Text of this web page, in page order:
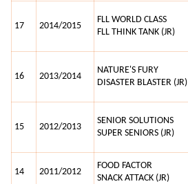
17 2014/2015
FLL WORLD CLASS
FLL THINK TANK (JR)
16 2013/2014
NATURE'S FURY
DISASTER BLASTER (JR)
15 2012/2013
SENIOR SOLUTIONS
SUPER SENIORS (JR)
14 2011/2012
FOOD FACTOR
SNACK ATTACK (JR)